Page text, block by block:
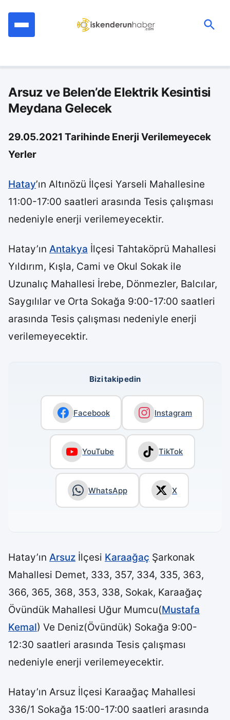
Arsuz ve Belen’de Elektrik Kesintisi
Meydana Gelecek
29.05.2021 Tarihinde Enerji Verilemeyecek
Yerler
Hatay’ın Altınözü İlçesi Yarseli Mahallesine
11:00-17:00 saatleri arasında Tesis çalışması
nedeniyle enerji verilemeyecektir.
Hatay’ın Antakya İlçesi Tahtaköprü Mahallesi
Yıldırım, Kışla, Cami ve Okul Sokak ile
Uzunalıç Mahallesi İrebe, Dönmezler, Balcılar,
Saygılılar ve Orta Sokağa 9:00-17:00 saatleri
arasında Tesis çalışması nedeniyle enerji
verilemeyecektir.
Bizi takip edin
Facebook Instagram
YouTube TikTok
WhatsApp X
Hatay’ın Arsuz İlçesi Karaağaç Şarkonak
Mahallesi Demet, 333, 357, 334, 335, 363,
366, 365, 368, 353, 338, Sokak, Karaağaç
Övündük Mahallesi Uğur Mumcu(Mustafa
Kemal) Ve Deniz(Övündük) Sokağa 9:00-
12:30 saatleri arasında Tesis çalışması
nedeniyle enerji verilemeyecektir.
Hatay’ın Arsuz İlçesi Karaağaç Mahallesi
336/1 Sokağa 15:00-17:00 saatleri arasında